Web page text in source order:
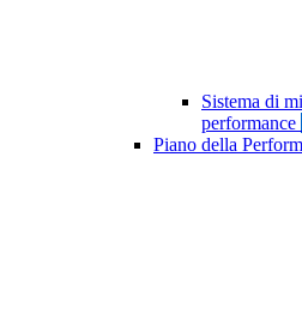
Sistema di
performance
Piano della